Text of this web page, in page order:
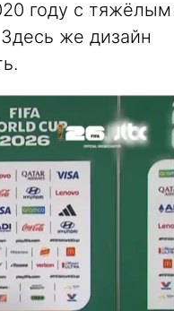
году с тяжёлым
же дизайн